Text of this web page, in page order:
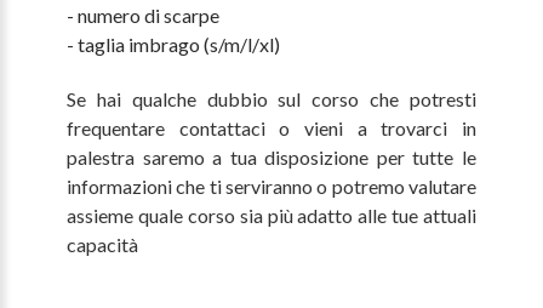
- numero di scarpe
- taglia imbrago (s/m/l/xl)
Se hai qualche dubbio sul corso che potresti
frequentare contattaci o vieni a trovarci in
palestra saremo a tua disposizione per tutte le
informazioni che ti serviranno o potremo valutare
assieme quale corso sia più adatto alle tue attuali
capacità